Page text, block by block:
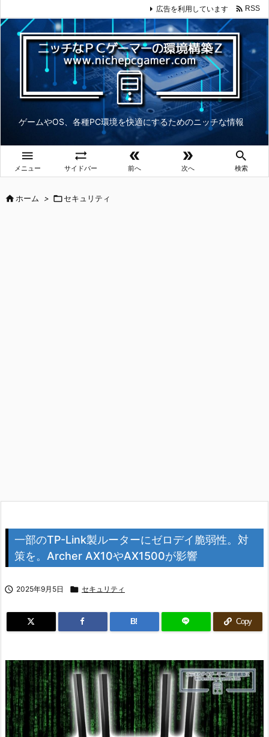
ゲームやOS、各種PC環境を快適にするためのニッチな情報

メニュー

サイドバー

前へ

次へ

検索
広告を利用しています  RSS
ホーム > セキュリティ
一部のTP-Link製ルーターにゼロデイ脆弱性。対
策を。Archer AX10やAX1500が影響
 2025年9月5日  セキュリティ
B! Copy